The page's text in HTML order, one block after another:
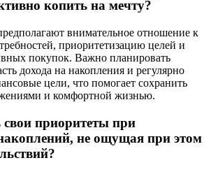
копить на мечту?
внимательное отношение к
приоритетизацию целей и
покупок. Важно планировать
дохода на накопления и регулярно
цели, что помогает сохранить
и комфортной жизнью.
свои приоритеты при
не ощущая при этом